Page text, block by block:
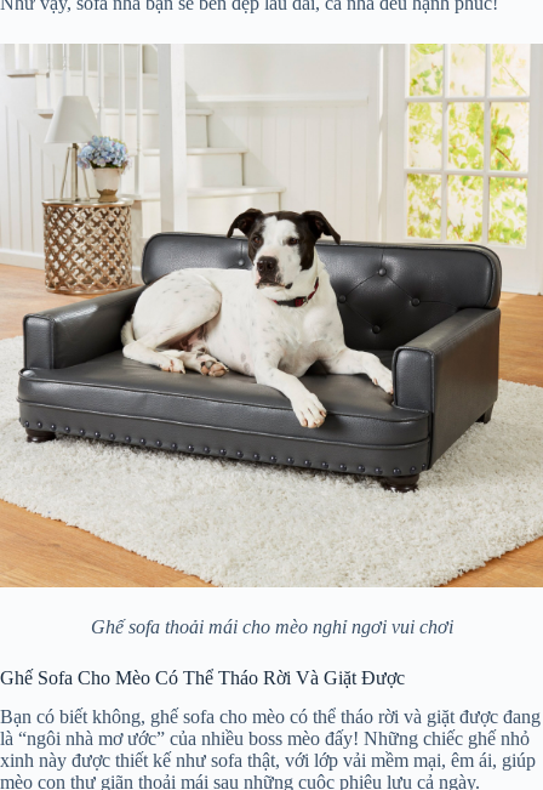
Ghế sofa thoải mái cho mèo nghỉ ngơi vui chơi
Ghế Sofa Cho Mèo Có Thể Tháo Rời Và Giặt Được
Bạn có biết không, ghế sofa cho mèo có thể tháo rời và giặt được đang
là “ngôi nhà mơ ước” của nhiều boss mèo đấy! Những chiếc ghế nhỏ
xinh này được thiết kế như sofa thật, với lớp vải mềm mại, êm ái, giúp
mèo con thư giãn thoải mái sau những cuộc phiêu lưu cả ngày.